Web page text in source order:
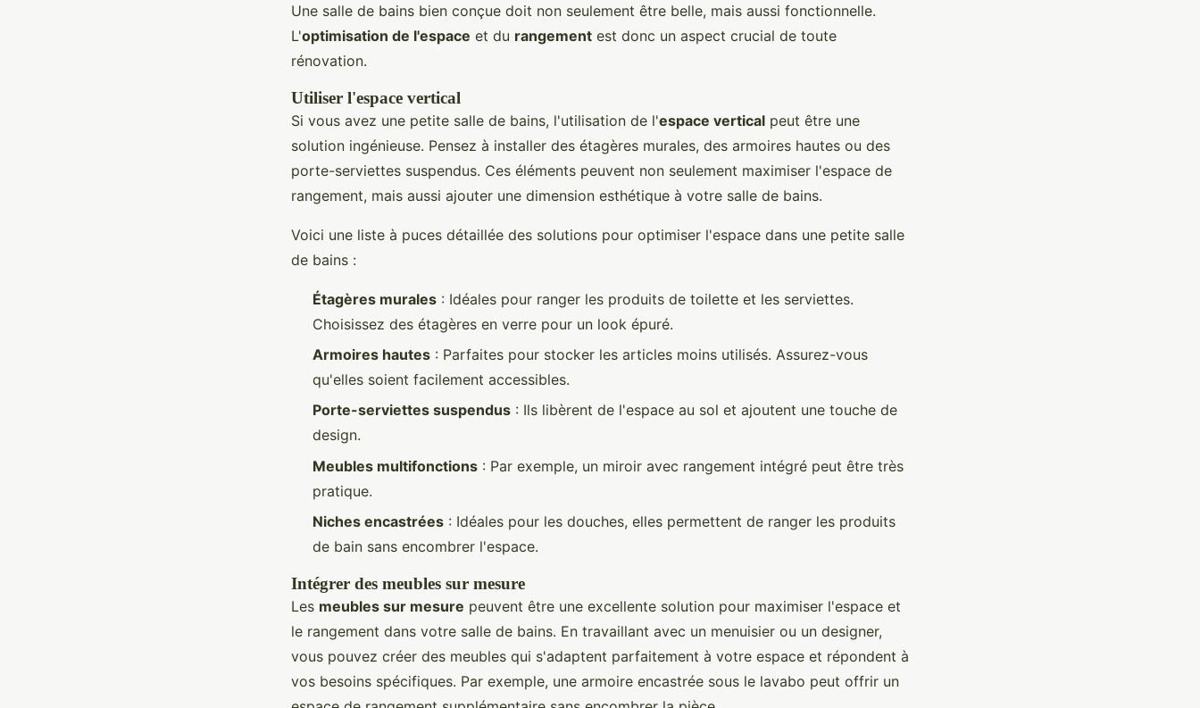
Une salle de bains bien conçue doit non seulement être belle, mais aussi fonctionnelle.
L'optimisation de l'espace et du rangement est donc un aspect crucial de toute
rénovation.
Utiliser l'espace vertical
Si vous avez une petite salle de bains, l'utilisation de l'espace vertical peut être une
solution ingénieuse. Pensez à installer des étagères murales, des armoires hautes ou des
porte-serviettes suspendus. Ces éléments peuvent non seulement maximiser l'espace de
rangement, mais aussi ajouter une dimension esthétique à votre salle de bains.
Voici une liste à puces détaillée des solutions pour optimiser l'espace dans une petite salle
de bains :
Étagères murales : Idéales pour ranger les produits de toilette et les serviettes.
Choisissez des étagères en verre pour un look épuré.
Armoires hautes : Parfaites pour stocker les articles moins utilisés. Assurez-vous
qu'elles soient facilement accessibles.
Porte-serviettes suspendus : Ils libèrent de l'espace au sol et ajoutent une touche de
design.
Meubles multifonctions : Par exemple, un miroir avec rangement intégré peut être très
pratique.
Niches encastrées : Idéales pour les douches, elles permettent de ranger les produits
de bain sans encombrer l'espace.
Intégrer des meubles sur mesure
Les meubles sur mesure peuvent être une excellente solution pour maximiser l'espace et
le rangement dans votre salle de bains. En travaillant avec un menuisier ou un designer,
vous pouvez créer des meubles qui s'adaptent parfaitement à votre espace et répondent à
vos besoins spécifiques. Par exemple, une armoire encastrée sous le lavabo peut offrir un